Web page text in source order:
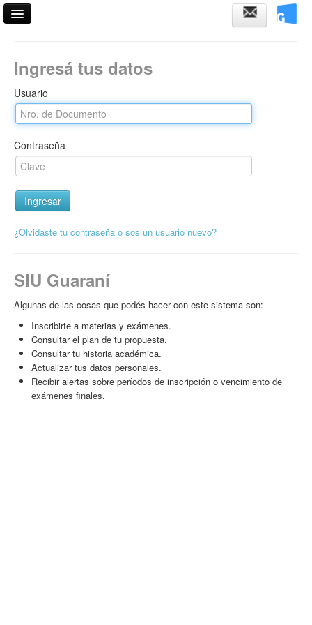
Fechas de examen
Validador de certificados
Ingresá tus datos
Usuario
Contraseña
¿Olvidaste tu contraseña o sos un usuario nuevo?
SIU Guaraní
Algunas de las cosas que podés hacer con este sistema son:
Inscribirte a materias y exámenes.
Consultar el plan de tu propuesta.
Consultar tu historia académica.
Actualizar tus datos personales.
Recibir alertas sobre períodos de inscripción o vencimiento de
exámenes finales.